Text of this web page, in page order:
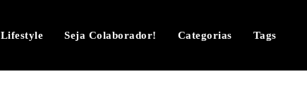
Lifestyle Seja Colaborador! Categorias Tags